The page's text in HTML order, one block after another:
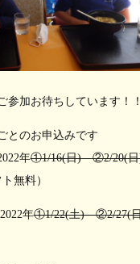
参加お待ちしています！！
とのお申込みです
年①1/16(日) ②2/20(
無料）
年①1/22(土) ②2/27(